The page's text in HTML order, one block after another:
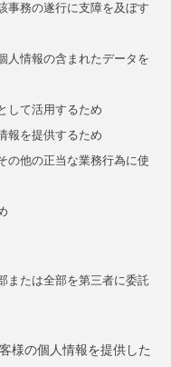
事務の遂行に支障を及ぼす
人情報の含まれたデータを
して活用するため
報を提供するため
の他の正当な業務行為に使
または全部を第三者に委託
様の個人情報を提供した